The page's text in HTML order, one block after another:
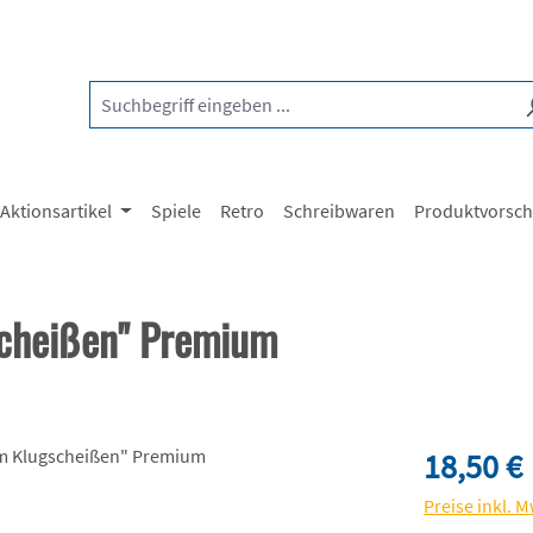
Aktionsartikel Spiele Retro Schreibwaren
Premium
Regulärer
18,50 €
Preise inkl.